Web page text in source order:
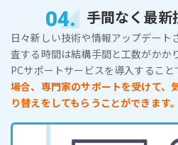
04. 手間なく最
日々新しい技術や情報アップデート
査する時間は結構手間と工数がかか
PCサポートサービスを導入すること
場合、専門家のサポートを受けて、
り替えをしてもらうことができます。